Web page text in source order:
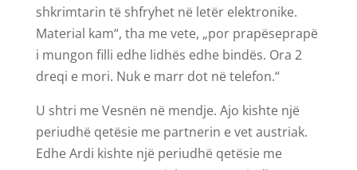
shkrimtarin të shfryhet në letër elektronike.
Material kam“, tha me vete, „por prapëseprapë
i mungon filli edhe lidhës edhe bindës. Ora 2
dreqi e mori. Nuk e marr dot në telefon.“
U shtri me Vesnën në mendje. Ajo kishte një
periudhë qetësie me partnerin e vet austriak.
Edhe Ardi kishte një periudhë qetësie me